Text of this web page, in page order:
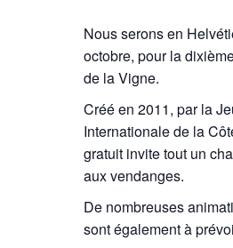
Nous serons en
octobre, pour la
de la Vigne.
Créé en 2011, par la
Internationale de la
gratuit invite tout un
aux vendanges.
De nombreuses
sont également à